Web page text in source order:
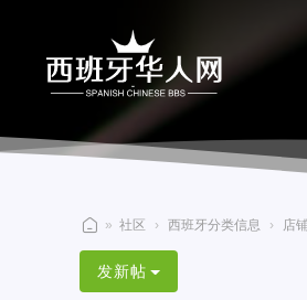
西
班
» 社区 › 西班牙分类信息 › 店
发新帖